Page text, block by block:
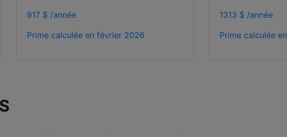
917 $ /année
Prime calculée en février 2026
1313 $ /année
Prime calculée en